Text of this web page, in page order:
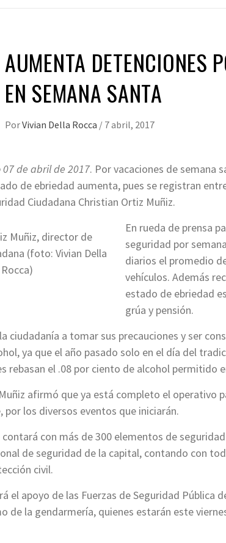
AUMENTA DETENCIONES
EN SEMANA SANTA
PorVivian Della Rocca / 7 abril, 2017
de abril de 2017. Por vacaciones de semana
de ebriedad aumenta, pues se registran
Ciudadana Christian Ortiz Muñiz.
Muñiz, director de
(foto: Vivian Della
Rocca)
En rueda de prensa
seguridad por
diarios el promedio
vehículos. Además
estado de ebriedad
grúa y pensión.
ciudadanía a tomar sus precauciones y ser
ya que el año pasado solo en el día del
rebasan el .08 por ciento de alcohol permitido
afirmó que ya está completo el operativo
por los diversos eventos que iniciarán.
contará con más de 300 elementos de
de seguridad de la capital, contando con
civil.
el apoyo de las Fuerzas de Seguridad Pública
de la gendarmería, quienes estarán este